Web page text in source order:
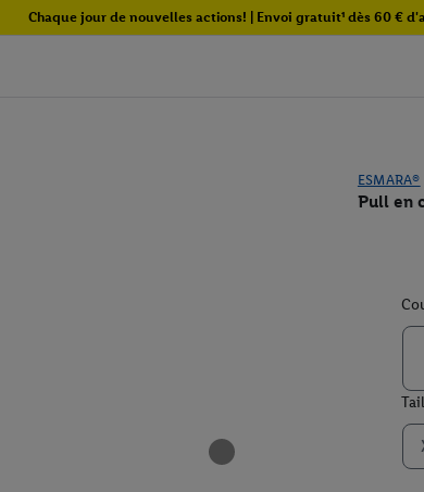
Chaque jour de nouvelles actions! | Envoi gratuit¹ dès 60 €
ESMARA®
Pull en